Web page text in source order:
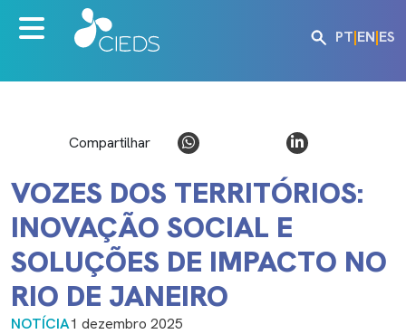
PT|EN|ES
Compartilhar
VOZES DOS TERRITÓRIOS:
INOVAÇÃO SOCIAL E
SOLUÇÕES DE IMPACTO NO
RIO DE JANEIRO
NOTÍCIA1 dezembro 2025